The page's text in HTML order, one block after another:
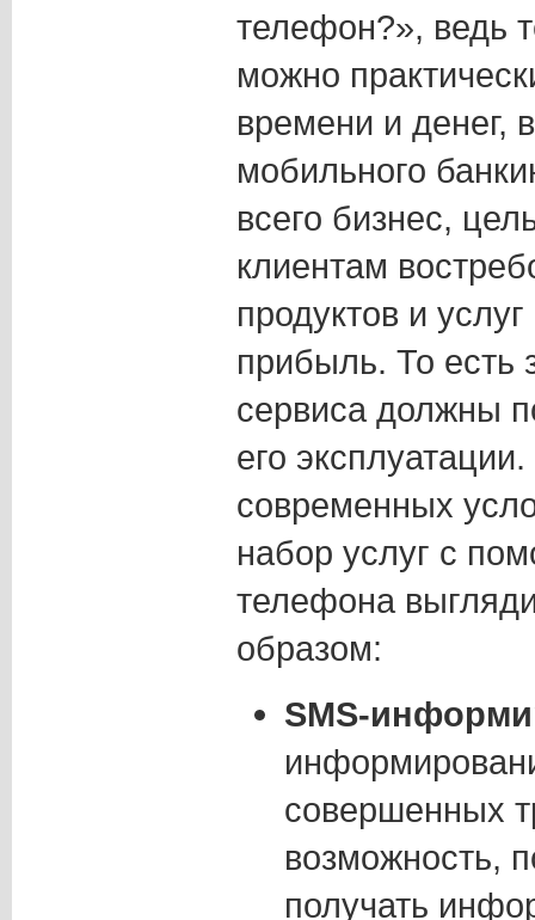
телефон?», ведь
можно
времени и денег,
мобильного
всего бизнес,
клиентам
продуктов и
прибыль. То есть
сервиса должны
его
современных
набор услуг с
телефона
образом:
SMS-
совершенных
возможность,
получать